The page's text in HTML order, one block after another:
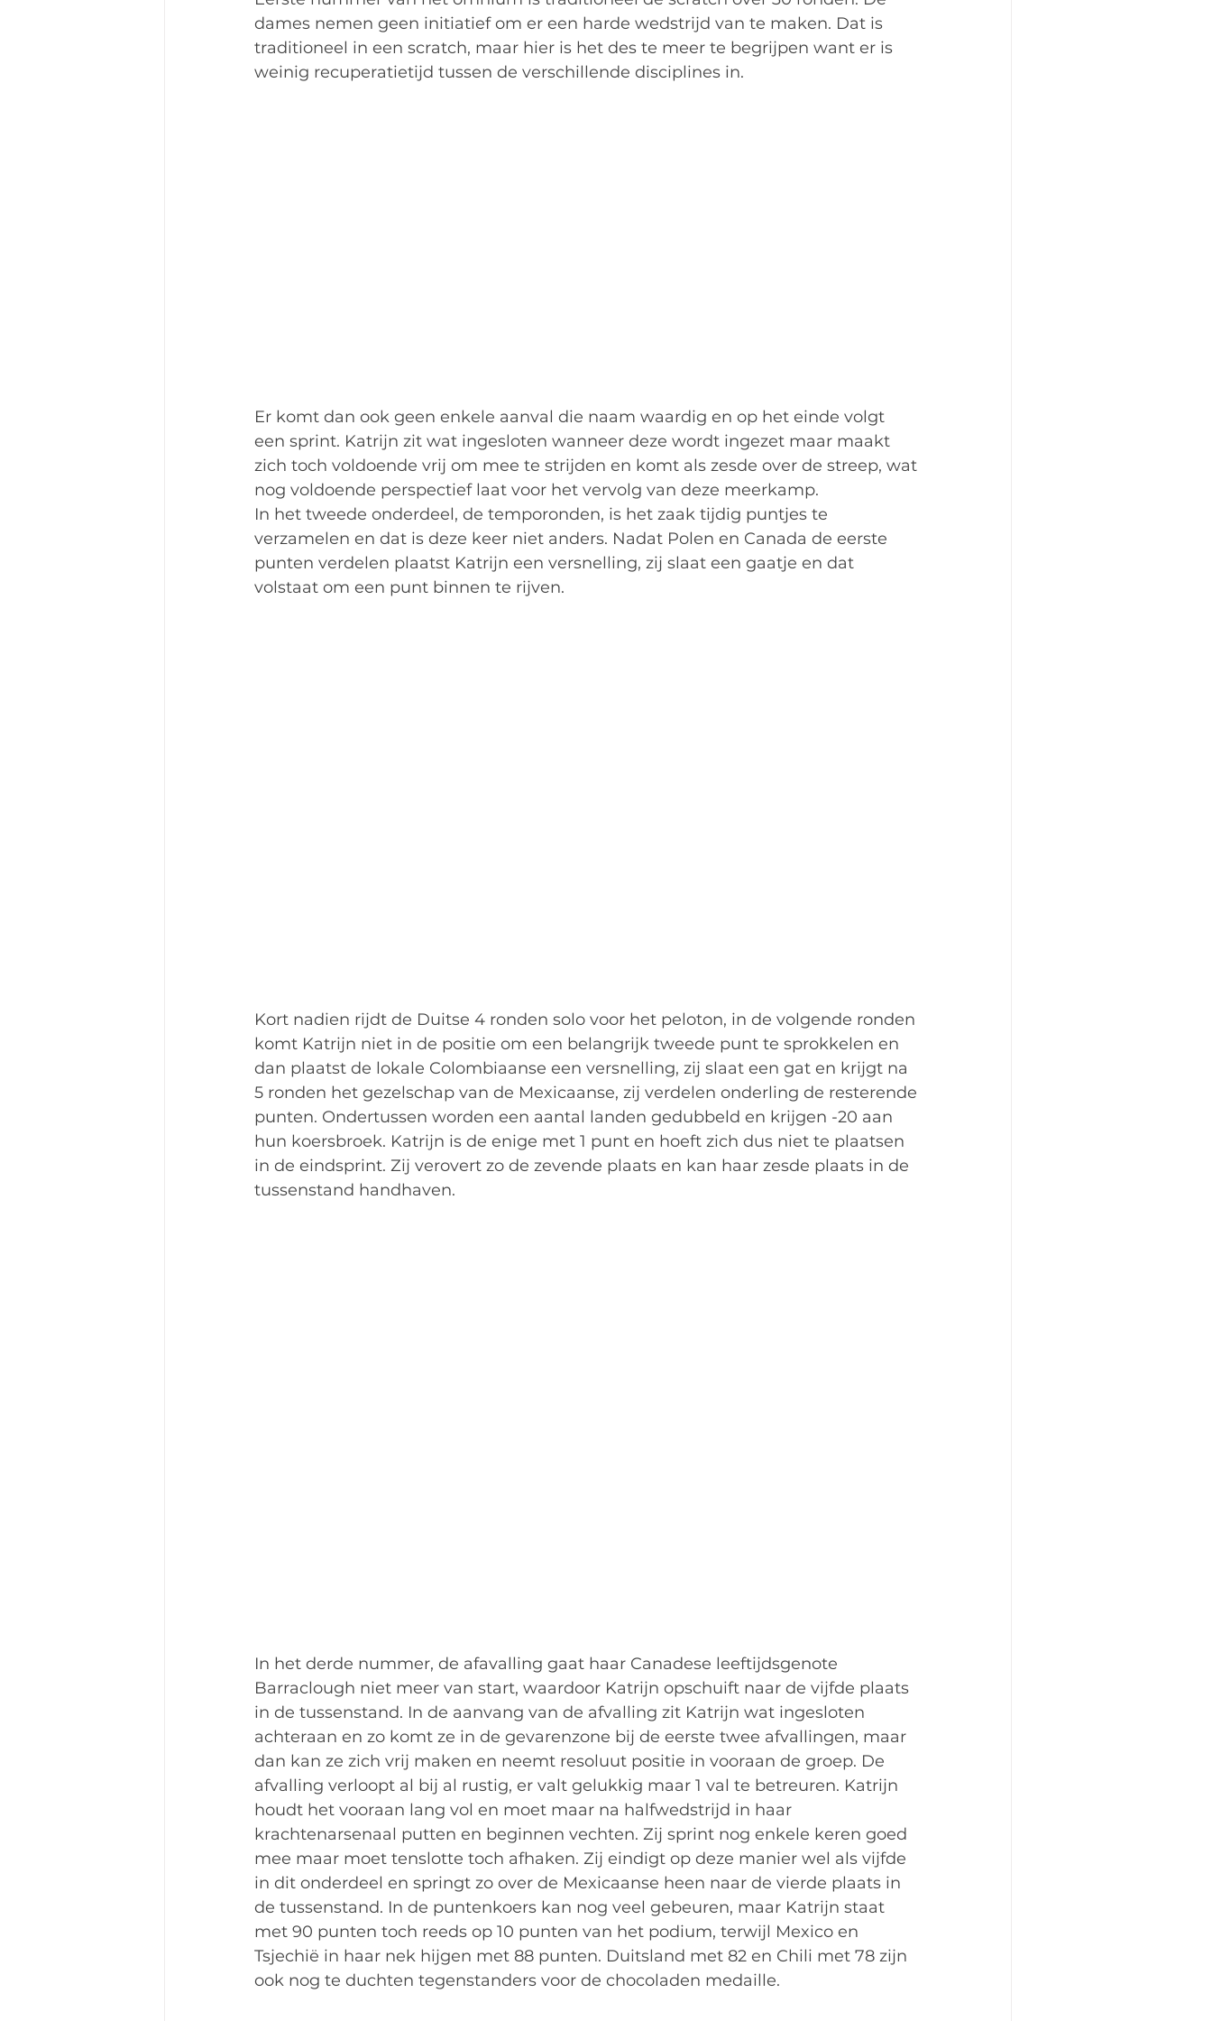
dames nemen geen initiatief om er een harde wedstrijd van te maken. Dat is
traditioneel in een scratch, maar hier is het des te meer te begrijpen want er is
weinig recuperatietijd tussen de verschillende disciplines in.
Er komt dan ook geen enkele aanval die naam waardig en op het einde volgt
een sprint. Katrijn zit wat ingesloten wanneer deze wordt ingezet maar maakt
zich toch voldoende vrij om mee te strijden en komt als zesde over de streep, wat
nog voldoende perspectief laat voor het vervolg van deze meerkamp.
In het tweede onderdeel, de temporonden, is het zaak tijdig puntjes te
verzamelen en dat is deze keer niet anders. Nadat Polen en Canada de eerste
punten verdelen plaatst Katrijn een versnelling, zij slaat een gaatje en dat
volstaat om een punt binnen te rijven.
Kort nadien rijdt de Duitse 4 ronden solo voor het peloton, in de volgende ronden
komt Katrijn niet in de positie om een belangrijk tweede punt te sprokkelen en
dan plaatst de lokale Colombiaanse een versnelling, zij slaat een gat en krijgt na
5 ronden het gezelschap van de Mexicaanse, zij verdelen onderling de resterende
punten. Ondertussen worden een aantal landen gedubbeld en krijgen -20 aan
hun koersbroek. Katrijn is de enige met 1 punt en hoeft zich dus niet te plaatsen
in de eindsprint. Zij verovert zo de zevende plaats en kan haar zesde plaats in de
tussenstand handhaven.
In het derde nummer, de afavalling gaat haar Canadese leeftijdsgenote
Barraclough niet meer van start, waardoor Katrijn opschuift naar de vijfde plaats
in de tussenstand. In de aanvang van de afvalling zit Katrijn wat ingesloten
achteraan en zo komt ze in de gevarenzone bij de eerste twee afvallingen, maar
dan kan ze zich vrij maken en neemt resoluut positie in vooraan de groep. De
afvalling verloopt al bij al rustig, er valt gelukkig maar 1 val te betreuren. Katrijn
houdt het vooraan lang vol en moet maar na halfwedstrijd in haar
krachtenarsenaal putten en beginnen vechten. Zij sprint nog enkele keren goed
mee maar moet tenslotte toch afhaken. Zij eindigt op deze manier wel als vijfde
in dit onderdeel en springt zo over de Mexicaanse heen naar de vierde plaats in
de tussenstand. In de puntenkoers kan nog veel gebeuren, maar Katrijn staat
met 90 punten toch reeds op 10 punten van het podium, terwijl Mexico en
Tsjechië in haar nek hijgen met 88 punten. Duitsland met 82 en Chili met 78 zijn
ook nog te duchten tegenstanders voor de chocoladen medaille.